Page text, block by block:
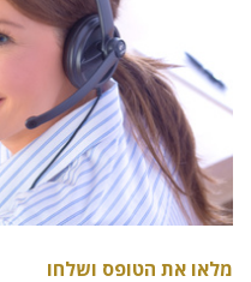
מלאו את הטופס ושלחו